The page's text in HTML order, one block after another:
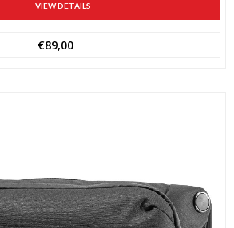
VIEW DETAILS
€89,00